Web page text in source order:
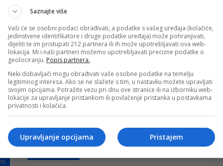
Pročitaj više
nk 2 11. Aprila 2026.
Šokantni podaci iz Jugoslavije:
“Svaka treća majka bila
nepismena, 70 posto djece je
bilo sa sela”
već izazov. Podaci iz tog…
Saznajte više
Vaši će se osobni podaci obrađivati, a podatke s vašeg uređaja (kolačiće,
jedinstvene identifikatore i druge podatke uređaja) može pohranjivati,
dijeliti te im pristupati 212 partnera ili ih može upotrebljavati ova web-
lokacija. Mi i naši partneri možemo upotrebljavati precizne podatke o
geolociranju. Popis partnera.
Neki dobavljači mogu obrađivati vaše osobne podatke na temelju
legitimnog interesa. Ako se ne slažete s tim, u nastavku možete upravljati
svojim opcijama. Potražite vezu pri dnu ove stranice ili na izborniku web-
lokacije za upravljanje pristankom ili povlačenje pristanka u postavkama
privatnosti i kolačića.
Pristajem
Upravljanje opcijama